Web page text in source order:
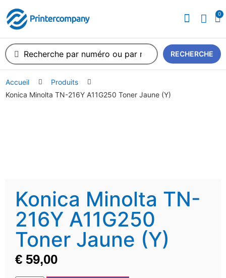
0
RECHERCHE
Accueil
Produits
Konica Minolta TN-216Y A11G250 Toner Jaune (Y)
Konica Minolta TN-
216Y A11G250
Toner Jaune (Y)
€ 59,00